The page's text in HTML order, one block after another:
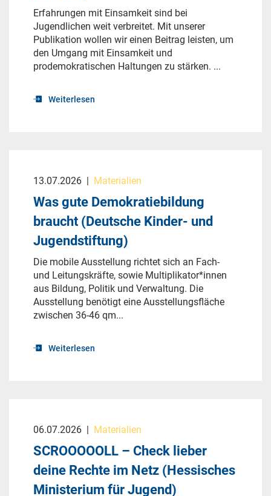
Erfahrungen mit Einsamkeit sind bei
Jugendlichen weit verbreitet. Mit unserer
Publikation wollen wir einen Beitrag leisten, um
den Umgang mit Einsamkeit und
prodemokratischen Haltungen zu stärken. ...
Weiterlesen
13.07.2026 | Materialien
Was gute Demokratiebildung
braucht (Deutsche Kinder- und
Jugendstiftung)
Die mobile Ausstellung richtet sich an Fach-
und Leitungskräfte, sowie Multiplikator*innen
aus Bildung, Politik und Verwaltung. Die
Ausstellung benötigt eine Ausstellungsfläche
zwischen 36-46 qm...
Weiterlesen
06.07.2026 | Materialien
SCROOOOOLL – Check lieber
deine Rechte im Netz (Hessisches
Ministerium für Jugend)